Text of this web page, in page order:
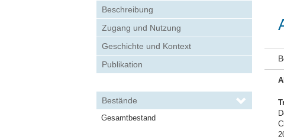
Beschreibung
Zugang und Nutzung
Geschichte und Kontext
Publikation
Bestände
Gesamtbestand